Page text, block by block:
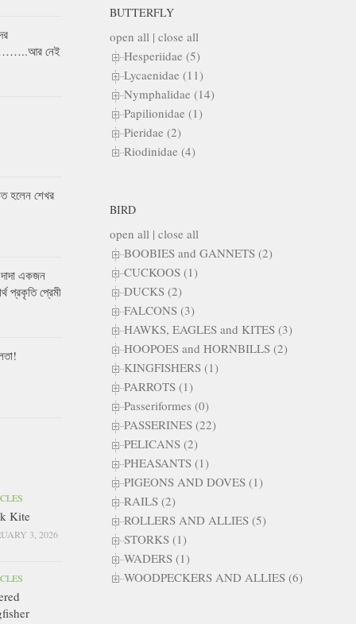
BUTTERFLY
open all | close all
Hesperiidae (5)
Lycaenidae (11)
Nymphalidae (14)
Papilionidae (1)
Pieridae (2)
Riodinidae (4)
BIRD
open all | close all
BOOBIES and GANNETS (2)
CUCKOOS (1)
DUCKS (2)
FALCONS (3)
HAWKS, EAGLES and KITES (3)
HOOPOES and HORNBILLS (2)
KINGFISHERS (1)
PARROTS (1)
Passeriformes (0)
PASSERINES (22)
PELICANS (2)
PHEASANTS (1)
PIGEONS AND DOVES (1)
RAILS (2)
ROLLERS AND ALLIES (5)
STORKS (1)
WADERS (1)
WOODPECKERS AND ALLIES (6)
নেই
হলেন শেখর
একজন
প্রকৃতি প্রেমী
Kite
3, 2026